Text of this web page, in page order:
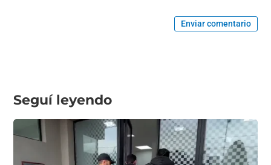
Enviar comentario
Seguí leyendo